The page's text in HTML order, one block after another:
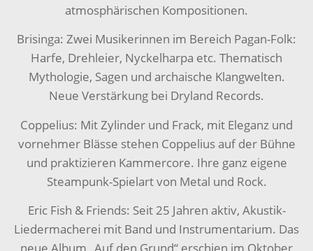
atmosphärischen Kompositionen.
Brisinga: Zwei Musikerinnen im Bereich Pagan-Folk:
Harfe, Drehleier, Nyckelharpa etc. Thematisch
Mythologie, Sagen und archaische Klangwelten.
Neue Verstärkung bei Dryland Records.
Coppelius: Mit Zylinder und Frack, mit Eleganz und
vornehmer Blässe stehen Coppelius auf der Bühne
und praktizieren Kammercore. Ihre ganz eigene
Steampunk-Spielart von Metal und Rock.
Eric Fish & Friends: Seit 25 Jahren aktiv, Akustik-
Liedermacherei mit Band und Instrumentarium. Das